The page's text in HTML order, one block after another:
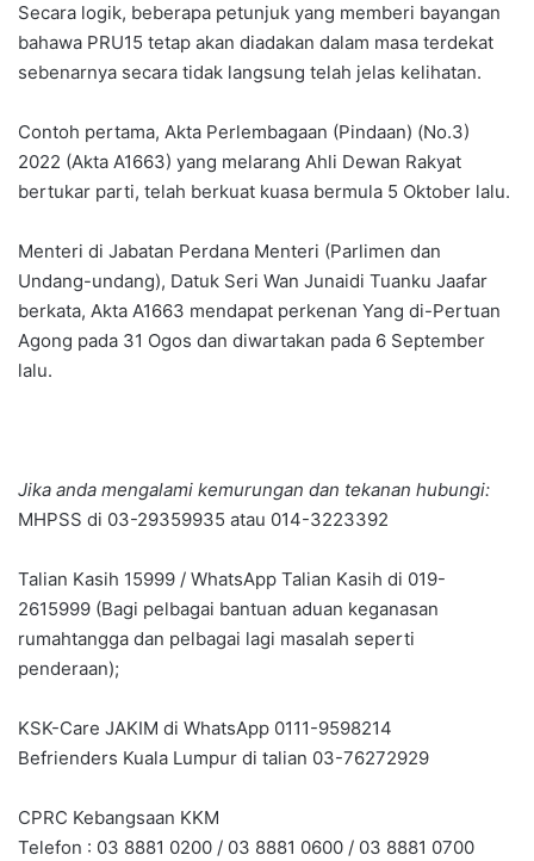
Secara logik, beberapa petunjuk yang memberi bayangan
bahawa PRU15 tetap akan diadakan dalam masa terdekat
sebenarnya secara tidak langsung telah jelas kelihatan.
Contoh pertama, Akta Perlembagaan (Pindaan) (No.3)
2022 (Akta A1663) yang melarang Ahli Dewan Rakyat
bertukar parti, telah berkuat kuasa bermula 5 Oktober lalu.
Menteri di Jabatan Perdana Menteri (Parlimen dan
Undang-undang), Datuk Seri Wan Junaidi Tuanku Jaafar
berkata, Akta A1663 mendapat perkenan Yang di-Pertuan
Agong pada 31 Ogos dan diwartakan pada 6 September
lalu.
Jika anda mengalami kemurungan dan tekanan hubungi:
MHPSS di 03-29359935 atau 014-3223392
Talian Kasih 15999 / WhatsApp Talian Kasih di 019-
2615999 (Bagi pelbagai bantuan aduan keganasan
rumahtangga dan pelbagai lagi masalah seperti
penderaan);
KSK-Care JAKIM di WhatsApp 0111-9598214
Befrienders Kuala Lumpur di talian 03-76272929
CPRC Kebangsaan KKM
Telefon : 03 8881 0200 / 03 8881 0600 / 03 8881 0700